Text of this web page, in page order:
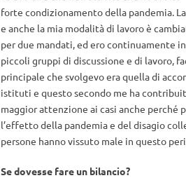
forte condizionamento della pandemia.
e anche la mia modalità di lavoro è
per due mandati, ed ero continuamente
piccoli gruppi di discussione e di lavoro,
principale che svolgevo era quella di
istituti e questo secondo me ha
maggior attenzione ai casi anche perché
l’effetto della pandemia e del disagio
persone hanno vissuto male in questo
Se dovesse fare un bilancio?